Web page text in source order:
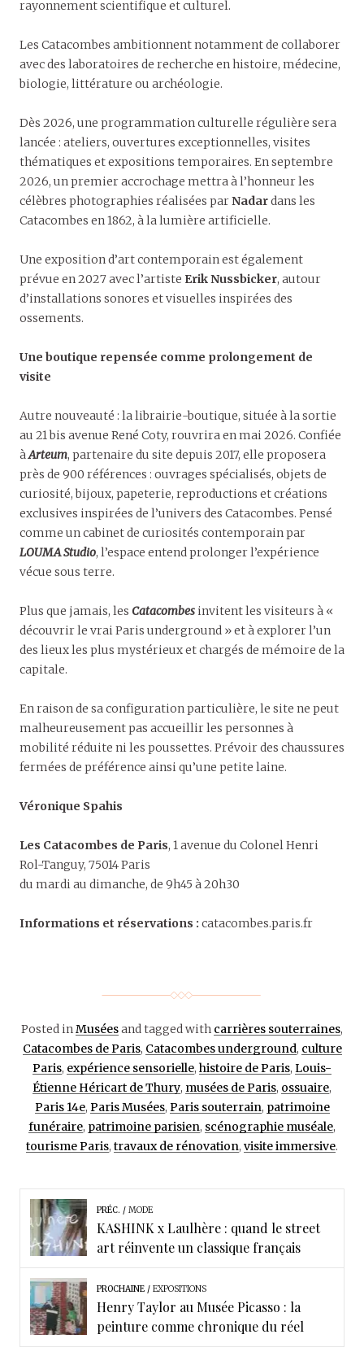
rayonnement scientifique et culturel.
Les Catacombes ambitionnent notamment de collaborer
avec des laboratoires de recherche en histoire, médecine,
biologie, littérature ou archéologie.
Dès 2026, une programmation culturelle régulière sera
lancée : ateliers, ouvertures exceptionnelles, visites
thématiques et expositions temporaires. En septembre
2026, un premier accrochage mettra à l’honneur les
célèbres photographies réalisées parNadardans les
Catacombes en 1862, à la lumière artificielle.
Une exposition d’art contemporain est également
prévue en 2027 avec l’artiste Erik Nussbicker, autour
d’installations sonores et visuelles inspirées des
ossements.
Une boutique repensée comme prolongement de
visite
Autre nouveauté : la librairie-boutique, située à la sortie
au 21 bis avenue René Coty, rouvrira en mai 2026. Confiée
àArteum, partenaire du site depuis 2017, elle proposera
près de 900 références : ouvrages spécialisés, objets de
curiosité, bijoux, papeterie, reproductions et créations
exclusives inspirées de l’univers des Catacombes. Pensé
comme un cabinet de curiosités contemporain par
LOUMA Studio, l’espace entend prolonger l’expérience
vécue sous terre.
Plus que jamais, les Catacombes invitent les visiteurs à «
découvrir le vrai Paris underground » et à explorer l’un
des lieux les plus mystérieux et chargés de mémoire de la
capitale.
En raison de sa configuration particulière, le site ne peut
malheureusement pas accueillir les personnes à
mobilité réduite ni les poussettes. Prévoir des chaussures
fermées de préférence ainsi qu’une petite laine.
Véronique Spahis
Les Catacombes de Paris, 1 avenue du Colonel Henri
Rol-Tanguy, 75014 Paris
du mardi au dimanche, de 9h45 à 20h30
Informations et réservations : catacombes.paris.fr
Posted inMuséesand tagged with carrières souterraines,
Catacombes de Paris, Catacombes underground, culture
Paris, expérience sensorielle, histoire de Paris, Louis-
Étienne Héricart de Thury, musées de Paris, ossuaire,
Paris 14e, Paris Musées, Paris souterrain, patrimoine
funéraire, patrimoine parisien, scénographie muséale,
tourisme Paris, travaux de rénovation, visite immersive.
PRÉC. MODE
KASHINK x Laulhère : quand le street
art réinvente un classique français
PROCHAINE EXPOSITIONS
Henry Taylor au Musée Picasso : la
peinture comme chronique du réel